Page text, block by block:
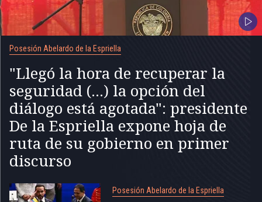
Posesión Abelardo de la Espriella
"Llegó la hora de recuperar la
seguridad (...) la opción del
diálogo está agotada": presidente
De la Espriella expone hoja de
ruta de su gobierno en primer
discurso
Posesión Abelardo de la Espriella